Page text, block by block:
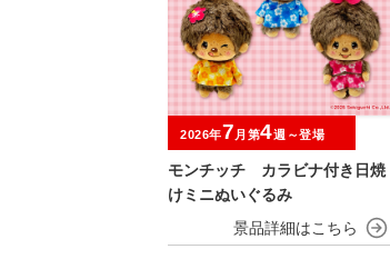
モンチッチ カラビナ付き日焼
けミニぬいぐるみ
2026年7 月第4週～登場